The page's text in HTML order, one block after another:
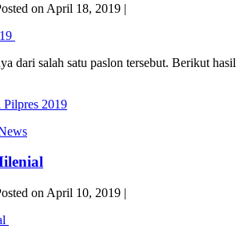
on April 18, 2019 |
dari salah satu paslon tersebut. Berikut hasil
Pilpres 2019
on April 10, 2019 |